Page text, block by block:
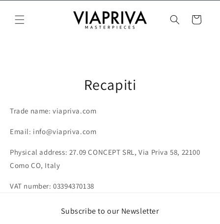
Vai
ai contenuti
Carrello
Recapiti
Trade name: viapriva.com
Email: info@viapriva.com
Physical address: 27.09 CONCEPT SRL, Via Priva 58, 22100
Como CO, Italy
VAT number:03394370138
Subscribe to our Newsletter